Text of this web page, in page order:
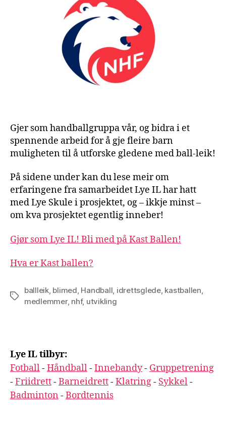
Gjer som handballgruppa vår, og bidra i et
spennende arbeid for å gje fleire barn
muligheten til å utforske gledene med ball-leik!
På sidene under kan du lese meir om
erfaringene fra samarbeidet Lye IL har hatt
med Lye Skule i prosjektet, og – ikkje minst –
om kva prosjektet egentlig inneber!
Gjør som Lye IL! Bli med på Kast Ballen!
Hva er Kast ballen?
Stikkord
ballleik, blimed, Handball, idrettsglede, kastballen,
medlemmer, nhf, utvikling
Lye IL tilbyr:
Fotball-Håndball-Innebandy- Gruppetrening
-Friidrett-Barneidrett-Klatring- Sykkel-
Badminton -Bordtennis